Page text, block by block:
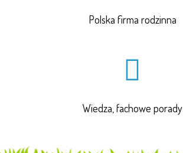
Polska firma rodzinna
Wiedza, fachowe porady